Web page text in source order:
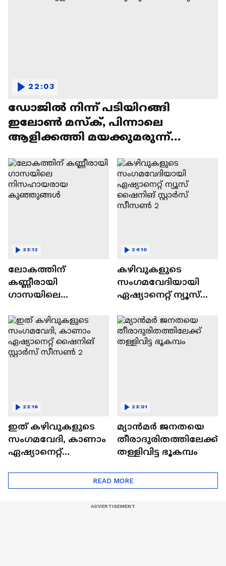
ഡോജിൽ നിന്ന് പടിയിറങ്ങി
ഇലോൺ മസ്ക്, പിന്നാലെ
ആളിക്കത്തി മയക്കുമരുന്ന്
22:03
ലോകത്തിന്
കണ്ണീരായി
ഗാസയിലെ
കുഞ്ഞുങ്ങൾ
23:12
കഴിവുകളുടെ
സംഗമവേദിയായി
ഏഷ്യാനെറ്റ് ന്യൂസ്
സീസൺ 2
24:10
ഇത് കഴിവുകളുടെ
സംഗമവേദി, കാണാം
ഏഷ്യാനെറ്റ്
23:16
മ്യാൻമർ ജനതയെ
തീരാദുരിതത്തിലേക്ക്
തള്ളിവിട്ട ഭൂകമ്പം
23:01
READ MORE